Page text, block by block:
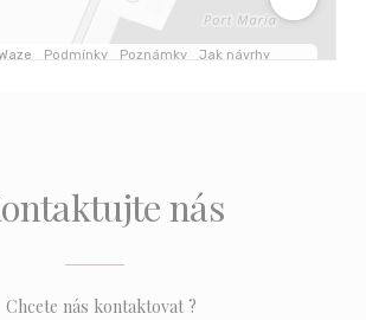
nás
Chcete nás kontaktovat ?